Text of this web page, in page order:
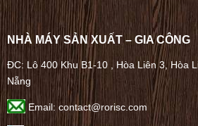
NHÀ MÁY SẢN XUẤT – GIA CÔNG
ĐC: Lô 400 Khu B1-10 , Hòa Liên 3, Hòa
Nẵng
Email: contact@rorisc.com